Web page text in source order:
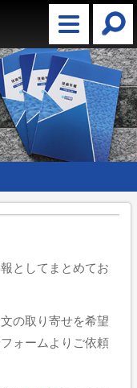
としてまとめてお
の取り寄せを希望
ォームよりご依頼